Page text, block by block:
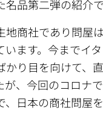
品第二弾の紹介で
地商社であり問屋
います。今までイ
かり目を向けて、
が、今回のコロナ
日本の商社問屋を